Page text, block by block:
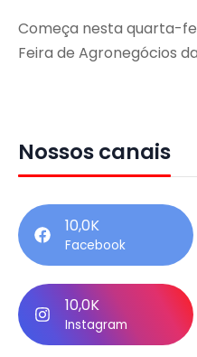
Começa nesta quarta-
Feira de Agronegócios
Nossos canais
10,0K
Facebook
10,0K
Instagram